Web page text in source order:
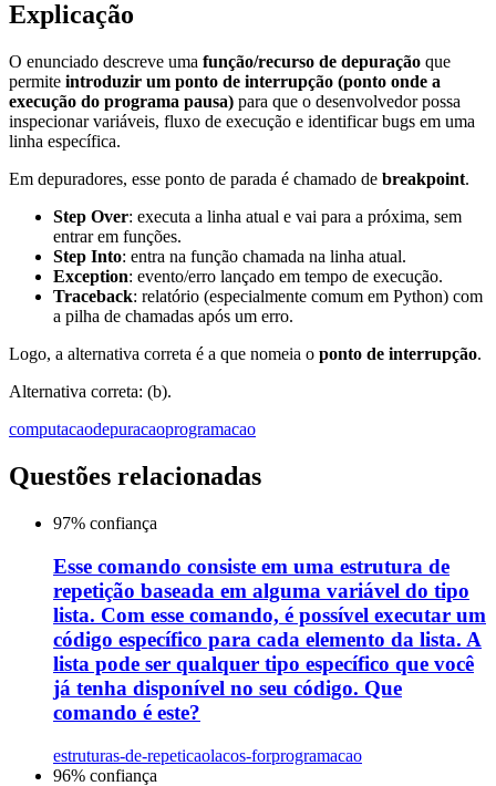
Explicação
O enunciado descreve uma função/recurso de depuração que
permite introduzir um ponto de interrupção (ponto onde a
execução do programa pausa) para que o desenvolvedor possa
inspecionar variáveis, fluxo de execução e identificar bugs em uma
linha específica.
Em depuradores, esse ponto de parada é chamado de breakpoint.
Step Over: executa a linha atual e vai para a próxima, sem
entrar em funções.
Step Into: entra na função chamada na linha atual.
Exception: evento/erro lançado em tempo de execução.
Traceback: relatório (especialmente comum em Python) com
a pilha de chamadas após um erro.
Logo, a alternativa correta é a que nomeia o ponto de interrupção.
Alternativa correta: (b).
computacaodepuracaoprogramacao
Questões relacionadas
97% confiança
Esse comando consiste em uma estrutura de
repetição baseada em alguma variável do tipo
lista. Com esse comando, é possível executar um
código específico para cada elemento da lista. A
lista pode ser qualquer tipo específico que você
já tenha disponível no seu código. Que
comando é este?
estruturas-de-repeticaolacos-forprogramacao
96% confiança